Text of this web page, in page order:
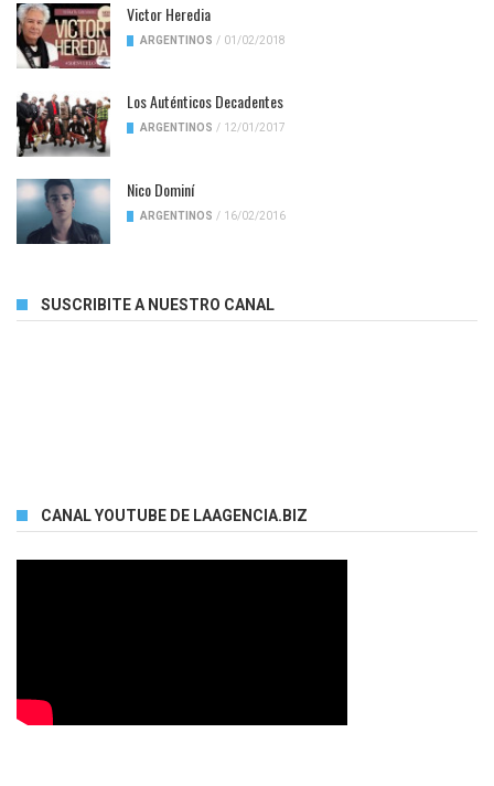
Victor Heredia
ARGENTINOS / 01/02/2018
Los Auténticos Decadentes
ARGENTINOS / 12/01/2017
Nico Dominí
ARGENTINOS / 16/02/2016
SUSCRIBITE A NUESTRO CANAL
CANAL YOUTUBE DE LAAGENCIA.BIZ